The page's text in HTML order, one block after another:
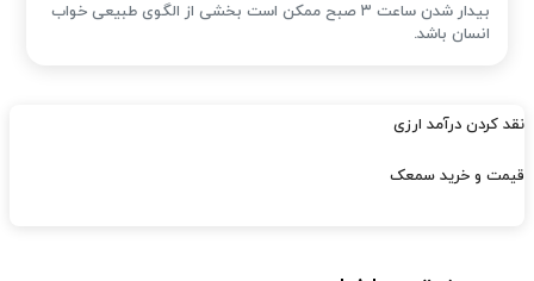
بیدار شدن ساعت ۳ صبح ممکن است بخشی از الگوی طبیعی خواب
انسان باشد.
نقد کردن درآمد ارزی
قیمت و خرید سمعک